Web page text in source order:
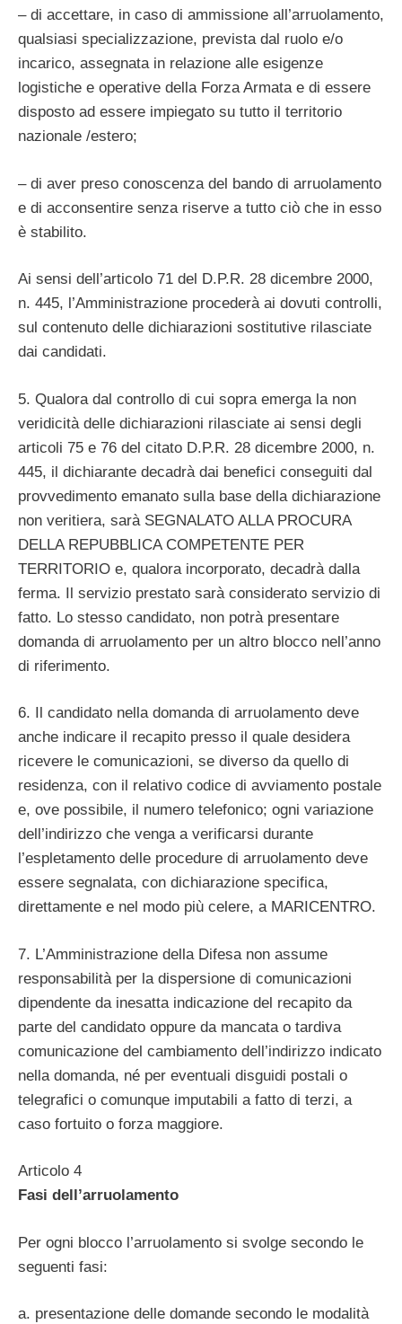
– di accettare, in caso di ammissione all’arruolamento,
qualsiasi specializzazione, prevista dal ruolo e/o
incarico, assegnata in relazione alle esigenze
logistiche e operative della Forza Armata e di essere
disposto ad essere impiegato su tutto il territorio
nazionale /estero;
– di aver preso conoscenza del bando di arruolamento
e di acconsentire senza riserve a tutto ciò che in esso
è stabilito.
Ai sensi dell’articolo 71 del D.P.R. 28 dicembre 2000,
n. 445, l’Amministrazione procederà ai dovuti controlli,
sul contenuto delle dichiarazioni sostitutive rilasciate
dai candidati.
5. Qualora dal controllo di cui sopra emerga la non
veridicità delle dichiarazioni rilasciate ai sensi degli
articoli 75 e 76 del citato D.P.R. 28 dicembre 2000, n.
445, il dichiarante decadrà dai benefici conseguiti dal
provvedimento emanato sulla base della dichiarazione
non veritiera, sarà SEGNALATO ALLA PROCURA
DELLA REPUBBLICA COMPETENTE PER
TERRITORIO e, qualora incorporato, decadrà dalla
ferma. Il servizio prestato sarà considerato servizio di
fatto. Lo stesso candidato, non potrà presentare
domanda di arruolamento per un altro blocco nell’anno
di riferimento.
6. Il candidato nella domanda di arruolamento deve
anche indicare il recapito presso il quale desidera
ricevere le comunicazioni, se diverso da quello di
residenza, con il relativo codice di avviamento postale
e, ove possibile, il numero telefonico; ogni variazione
dell’indirizzo che venga a verificarsi durante
l’espletamento delle procedure di arruolamento deve
essere segnalata, con dichiarazione specifica,
direttamente e nel modo più celere, a MARICENTRO.
7. L’Amministrazione della Difesa non assume
responsabilità per la dispersione di comunicazioni
dipendente da inesatta indicazione del recapito da
parte del candidato oppure da mancata o tardiva
comunicazione del cambiamento dell’indirizzo indicato
nella domanda, né per eventuali disguidi postali o
telegrafici o comunque imputabili a fatto di terzi, a
caso fortuito o forza maggiore.
Articolo 4
Fasi dell’arruolamento
Per ogni blocco l’arruolamento si svolge secondo le
seguenti fasi:
a. presentazione delle domande secondo le modalità